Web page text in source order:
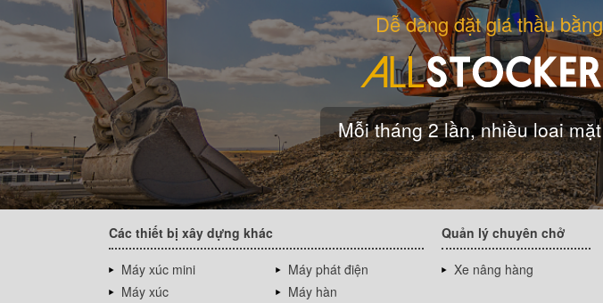
Dễ dàng đặt giá thầu
Mỗi tháng 2 lần, nhiều loai
Các thiết bị xây dựng khác
Máy xúc mini
Máy xúc
Máy phát điện
Máy hàn
Quản lý chuyên chở
Xe nâng hàng